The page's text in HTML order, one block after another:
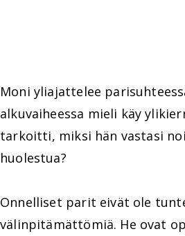
Moni yliajattelee
alkuvaiheessa mieli käy
tarkoitti, miksi hän vastasi
huolestua?
Onnelliset parit eivät ole
välinpitämättömiä. He ovat